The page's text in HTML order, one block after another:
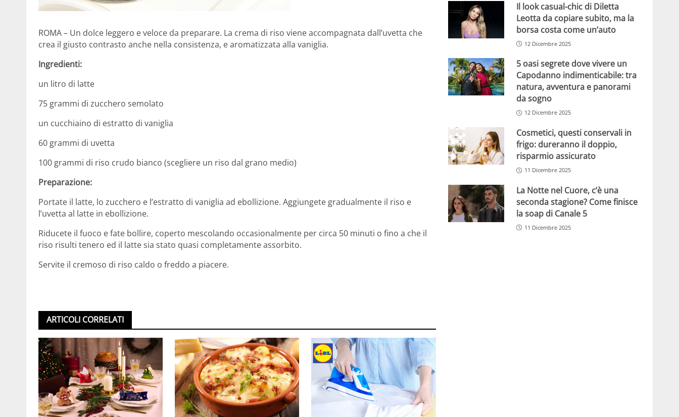
ROMA – Un dolce leggero e veloce da preparare. La crema di riso viene accompagnata dall’uvetta che
crea il giusto contrasto anche nella consistenza, e aromatizzata alla vaniglia.
Ingredienti:
un litro di latte
75 grammi di zucchero semolato
un cucchiaino di estratto di vaniglia
60 grammi di uvetta
100 grammi di riso crudo bianco (scegliere un riso dal grano medio)
Preparazione:
Portate il latte, lo zucchero e l’estratto di vaniglia ad ebollizione. Aggiungete gradualmente il riso e
l’uvetta al latte in ebollizione.
Riducete il fuoco e fate bollire, coperto mescolando occasionalmente per circa 50 minuti o fino a che il
riso risulti tenero ed il latte sia stato quasi completamente assorbito.
Servite il cremoso di riso caldo o freddo a piacere.
ARTICOLI CORRELATI
Il look casual-chic di Diletta
Leotta da copiare subito, ma la
borsa costa come un’auto
12 Dicembre 2025
5 oasi segrete dove vivere un
Capodanno indimenticabile: tra
natura, avventura e panorami
da sogno
12 Dicembre 2025
Cosmetici, questi conservali in
frigo: dureranno il doppio,
risparmio assicurato
11 Dicembre 2025
La Notte nel Cuore, c’è una
seconda stagione? Come finisce
la soap di Canale 5
11 Dicembre 2025